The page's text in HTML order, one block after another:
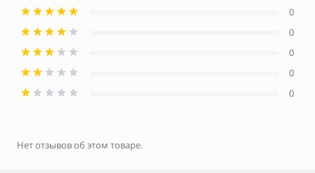
0
0
0
0
0
Нет отзывов об этом товаре.